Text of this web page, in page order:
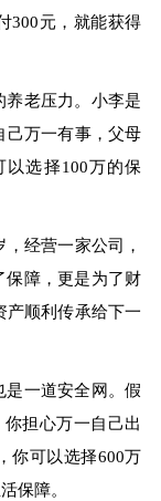
300元，就能获得
养老压力。小李是
己万一有事，父母
选择100万的保
经营一家公司，
保障，更是为了财
产顺利传承给下一
一道安全网。假
担心万一自己出
你可以选择600万
保障。